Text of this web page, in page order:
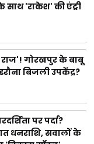
साथ 'राकेश' की एंट्री
राज'! गोरखपुर के बाबू
बिजली उपकेंद्र?
पर पर्दा?
धनराशि, सवालों के